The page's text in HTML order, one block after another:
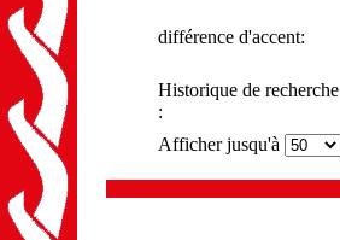
différence d'accent:
Historique de recherche
:
Afficher jusqu'à